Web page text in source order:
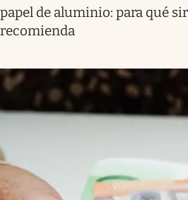
papel de aluminio: para qué
recomienda